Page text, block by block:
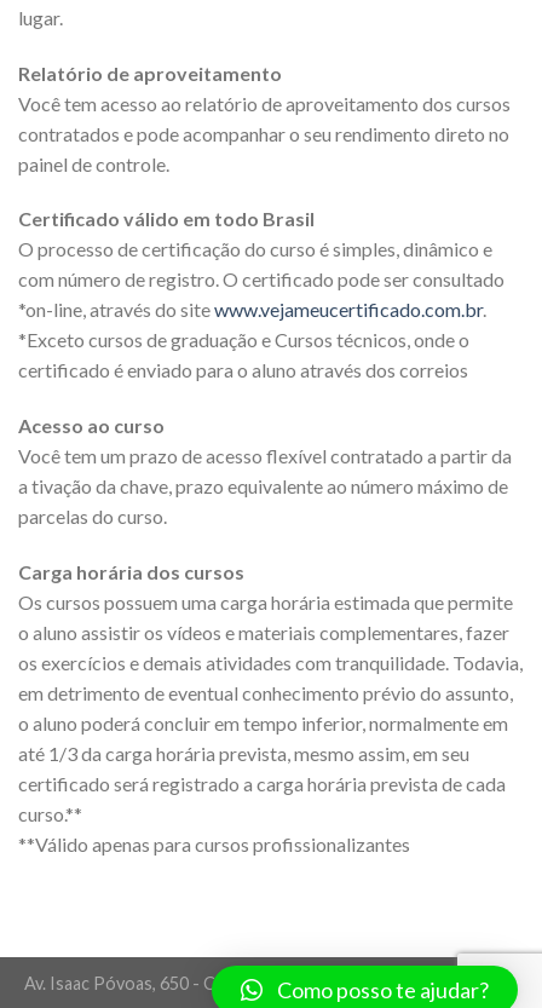
lugar.
Relatório de aproveitamento
Você tem acesso ao relatório de aproveitamento dos cursos
contratados e pode acompanhar o seu rendimento direto no
painel de controle.
Certificado válido em todo Brasil
O processo de certificação do curso é simples, dinâmico e
com número de registro. O certificado pode ser consultado
*on-line, através do sitewww.vejameucertificado.com.br.
*Exceto cursos de graduação e Cursos técnicos, onde o
certificado é enviado para o aluno através dos correios
Acesso ao curso
Você tem um prazo de acesso flexível contratado a partir da
a tivação da chave, prazo equivalente ao número máximo de
parcelas do curso.
Carga horária dos cursos
Os cursos possuem uma carga horária estimada que permite
o aluno assistir os vídeos e materiais complementares, fazer
os exercícios e demais atividades com tranquilidade. Todavia,
em detrimento de eventual conhecimento prévio do assunto,
o aluno poderá concluir em tempo inferior, normalmente em
até 1/3 da carga horária prevista, mesmo assim, em seu
certificado será registrado a carga horária prevista de cada
curso.**
**Válido apenas para cursos profissionalizantes
Av. Isaac Póvoas, 650 - Centro Norte - Cuiabá/MT - CEP 78005-
Como posso te ajudar?